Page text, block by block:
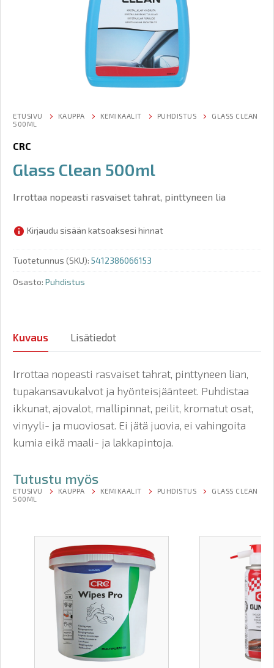
ETUSIVU KAUPPA KEMIKAALIT PUHDISTUS
GLASS CLEAN
500ML
CRC
Glass Clean 500ml
Irrottaa nopeasti rasvaiset tahrat, pinttyneen lia
Kirjaudu sisään katsoaksesi hinnat
Tuotetunnus (SKU): 5412386066153
Osasto: Puhdistus
Kuvaus Lisätiedot
Irrottaa nopeasti rasvaiset tahrat, pinttyneen lian,
tupakansavukalvot ja hyönteisjäänteet. Puhdistaa
ikkunat, ajovalot, mallipinnat, peilit, kromatut osat,
vinyyli- ja muoviosat. Ei jätä juovia, ei vahingoita
kumia eikä maali- ja lakkapintoja.
Tutustu myös
ETUSIVU KAUPPA KEMIKAALIT PUHDISTUS
GLASS CLEAN
500ML